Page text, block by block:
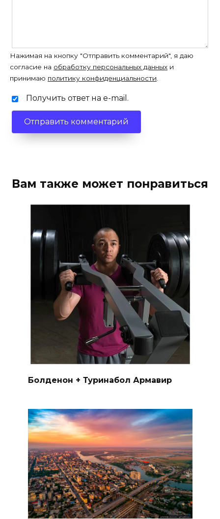
Нажимая на кнопку "Отправить комментарий", я даю
согласие на обработку персональных данных и
принимаю политику конфиденциальности.
Получить ответ на e-mail.
Вам также может понравиться
Болденон + Туринабол Армавир